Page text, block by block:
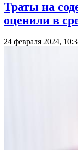
Траты на
оценили в
24 февраля 2024,